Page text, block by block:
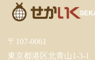
〒107-0061
東京都港区北青山1-3-1